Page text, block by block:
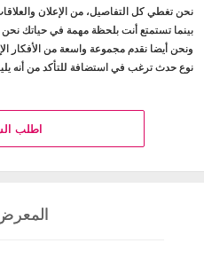
نحن تغطي كل التفاصيل، من الإعلان
بينما تستمتع أنت بلحظة مهمة في حياتك
ونحن أيضا نقدم مجموعة واسعة من الأفكار
نوع حدث ترغب في استضافة للتأكد من أنه
اطلب
المعرض